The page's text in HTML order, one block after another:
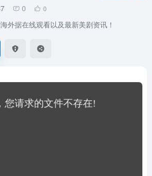
0 0
外据在线观看以及最新美剧资讯！